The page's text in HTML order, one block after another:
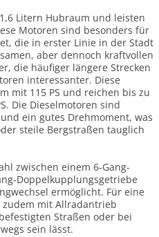
Litern Hubraum und leisten
Motoren sind besonders für
die in erster Linie in der Stadt
aber dennoch kraftvollen
die häufiger längere Strecken
interessanter. Diese
mit 115 PS und reichen bis zu
Die Dieselmotoren sind
ein gutes Drehmoment, was
steile Bergstraßen tauglich
zwischen einem 6-Gang-
Doppelkupplungsgetriebe
ermöglicht. Für eine
zudem mit Allradantrieb
Straßen oder bei
sein lässt.